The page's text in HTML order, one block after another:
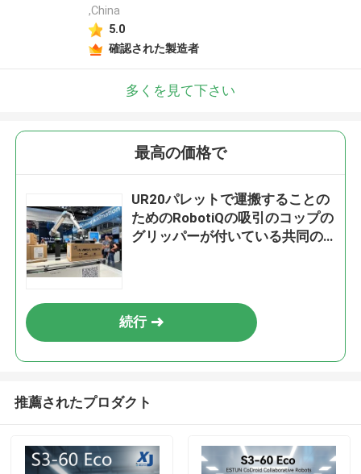
,China
5.0
確認された製造者
多くを見て下さい
最高の価格で
UR20パレットで運搬することの
ためのRobotiQの吸引のコップの
グリッパーが付いている共同の
続行
推薦されたプロダクト